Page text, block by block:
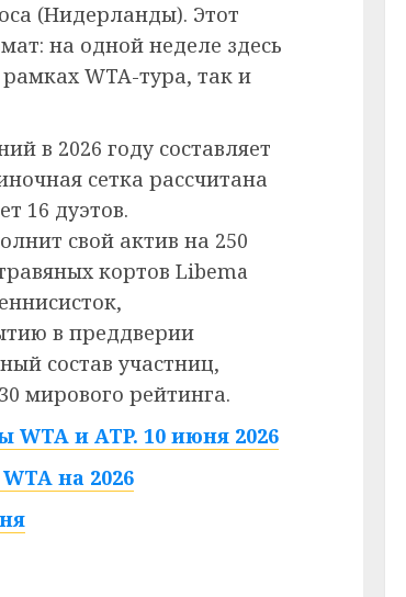
(Нидерланды). Этот
на одной неделе здесь
WTA-тура, так и
в 2026 году составляет
сетка рассчитана
16 дуэтов.
свой актив на 250
кортов Libema
в преддверии
состав участниц,
мирового рейтинга.
и ATP. 10 июня 2026
на 2026